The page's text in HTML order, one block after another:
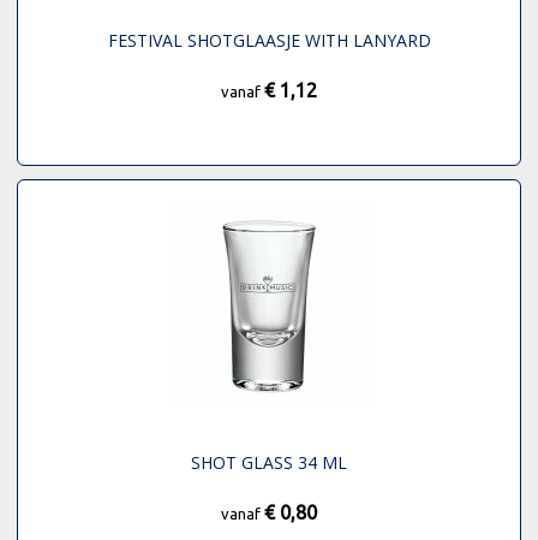
FESTIVAL SHOTGLAASJE WITH LANYARD
vanaf € 1,12
SHOT GLASS 34 ML
vanaf € 0,80